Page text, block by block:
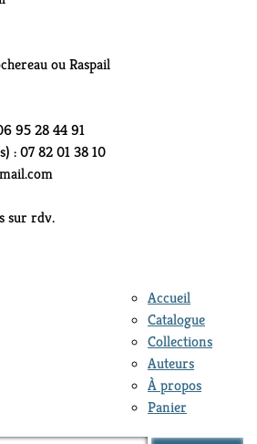
ou Raspail
95 28 44 91
: 07 82 01 38 10
sur rdv.
Accueil
Catalogue
Collections
Auteurs
À propos
Panier